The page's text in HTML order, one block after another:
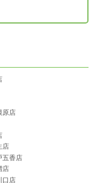
原店
店
五香店
店
口店